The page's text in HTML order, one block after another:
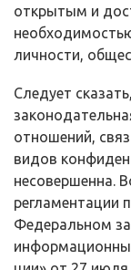
открытым и
личности,
Следует
отношений,
ви­дов
несовершенна.
регламентации
Федеральном